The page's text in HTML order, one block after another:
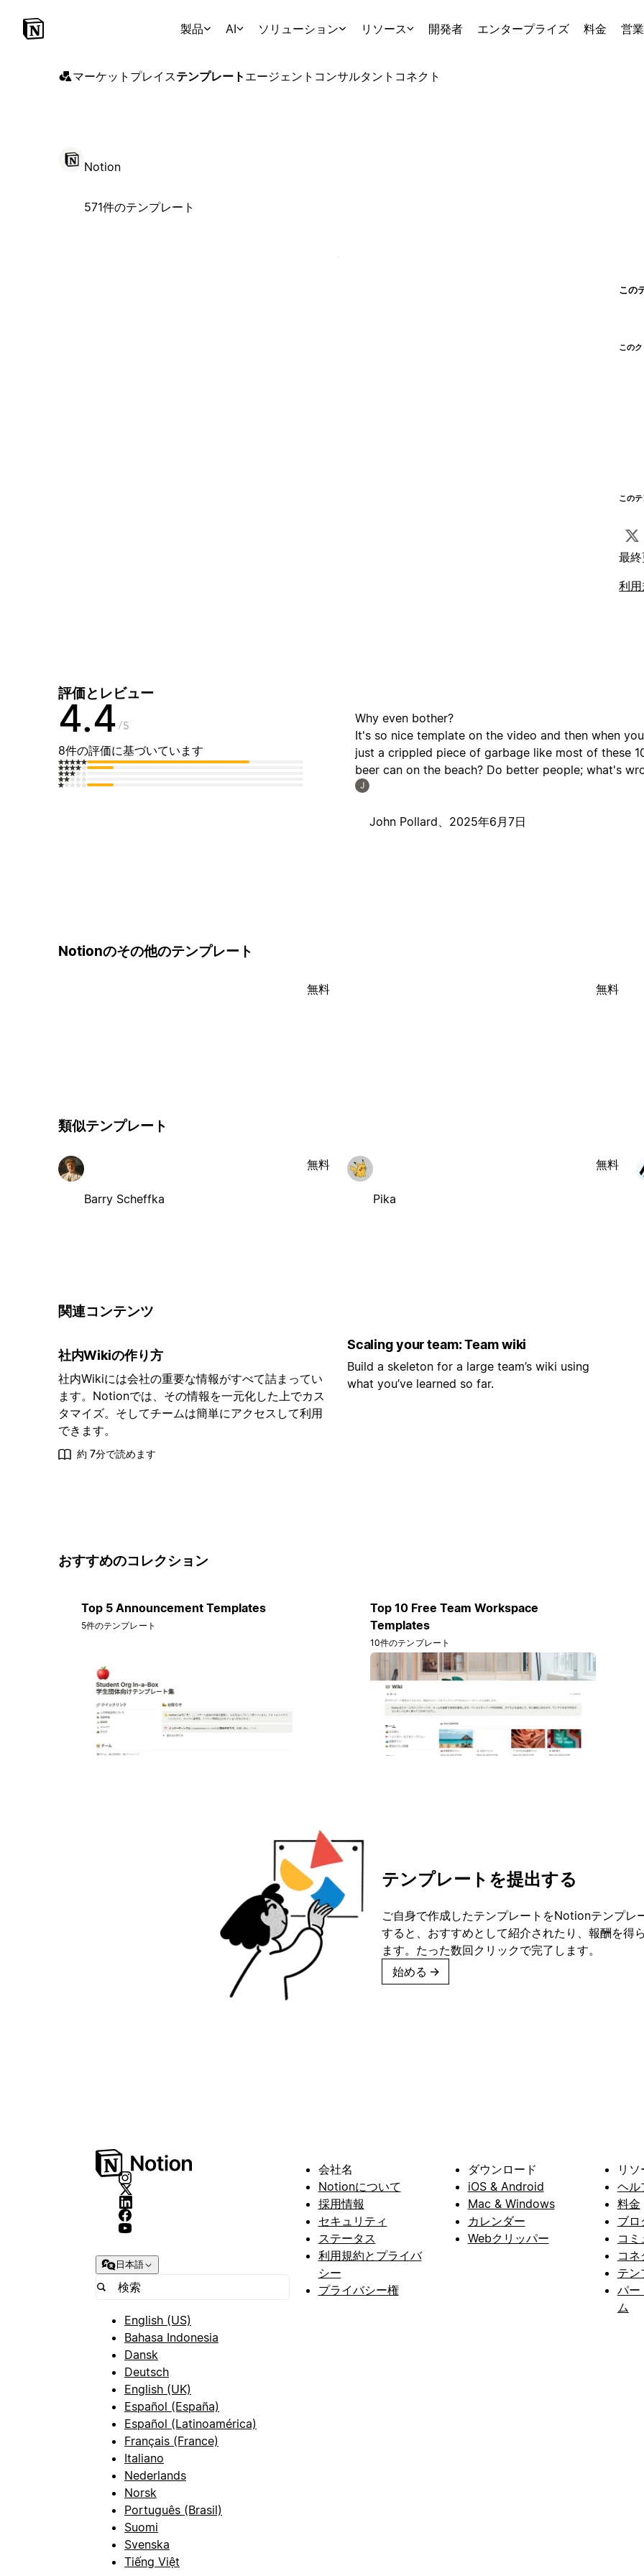
製品 AI ソリューション リソース 開発者 エンタープライズ 料金 営
マーケットプレイステンプレート エージェント コンサルタント コネクト
Notion
571件のテンプレート
この
この
この
最
利
評価とレビュー
4.4 5
8件の評価に基づいています
Why even bother?
It's so nice template on the video and then when
just a crippled piece of garbage like most of these
beer can on the beach? Do better people; what's
J
John Pollard、 2025年6月7日
Notionのその他のテンプレート
無料 無料
類似テンプレート
Barry Scheffka
無料
Pika
無料
関連コンテンツ
社内Wikiの作り方
社内Wikiには会社の重要な情報がすべて詰まってい
ます。Notionでは、その情報を一元化した上でカス
タマイズ。そしてチームは簡単にアクセスして利用
できます。
約 7分で読めます
Scaling your team: Team wiki
Build a skeleton for a large team’s wiki using
what you’ve learned so far.
おすすめのコレクション
Top 5 Announcement Templates
5件のテンプレート
Top 10 Free Team Workspace
Templates
10件のテンプレート
テンプレートを提出する
ご自身で作成したテンプレートをNotionテンプレ
すると、おすすめとして紹介されたり、報酬を得
ます。たった数回クリックで完了します。
始める →
日本語
English (US)
Bahasa Indonesia
Dansk
Deutsch
English (UK)
Español (España)
Español (Latinoamérica)
Français (France)
Italiano
Nederlands
Norsk
Português (Brasil)
Suomi
Svenska
Tiếng Việt
会社名
Notionについて
採用情報
セキュリティ
ステータス
利用規約とプライバ
シー
プライバシー権
ダウンロード
iOS & Android
Mac & Windows
カレンダー
Webクリッパー
リソ
ヘル
料金
ブロ
コミ
コネ
テン
パー
ム